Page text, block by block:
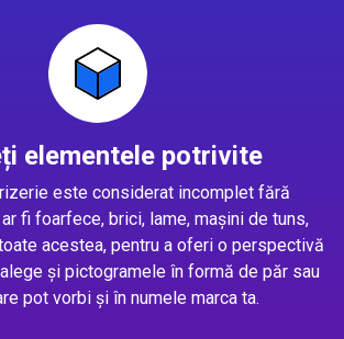
elementele potrivite
este considerat incomplet fără
fi foarfece, brici, lame, mașini de tuns,
acestea, pentru a oferi o perspectivă
și pictogramele în formă de păr sau
pot vorbi și în numele marca ta.